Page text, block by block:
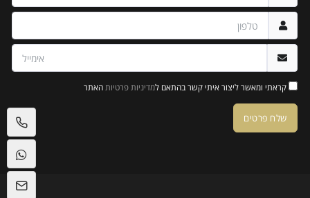
קראתי ומאשר ליצור איתי קשר בהתאם למדיניות פרטיותהאתר
שלח פרטים